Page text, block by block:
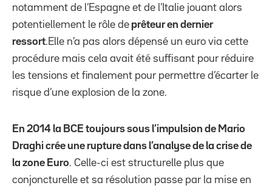
notamment de l’Espagne et de l’Italie jouant alors
potentiellement le rôle de prêteur en dernier
ressort.Elle n’a pas alors dépensé un euro via cette
procédure mais cela avait été suffisant pour réduire
les tensions et finalement pour permettre d’écarter le
risque d’une explosion de la zone.
En 2014 la BCE toujours sous l’impulsion de Mario
Draghi crée une rupture dans l’analyse de la crise de
la zone Euro. Celle-ci est structurelle plus que
conjoncturelle et sa résolution passe par la mise en